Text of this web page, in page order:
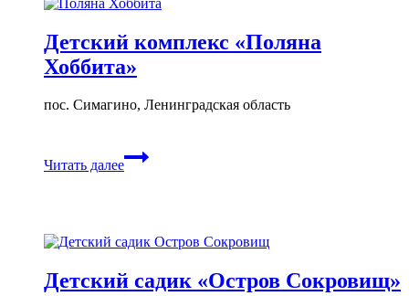
Детский комплекс «Поляна
Хоббита»
пос. Симагино, Ленинградская область
Читать далее
Детский
комплекс
Детский садик «Остров Сокровищ»